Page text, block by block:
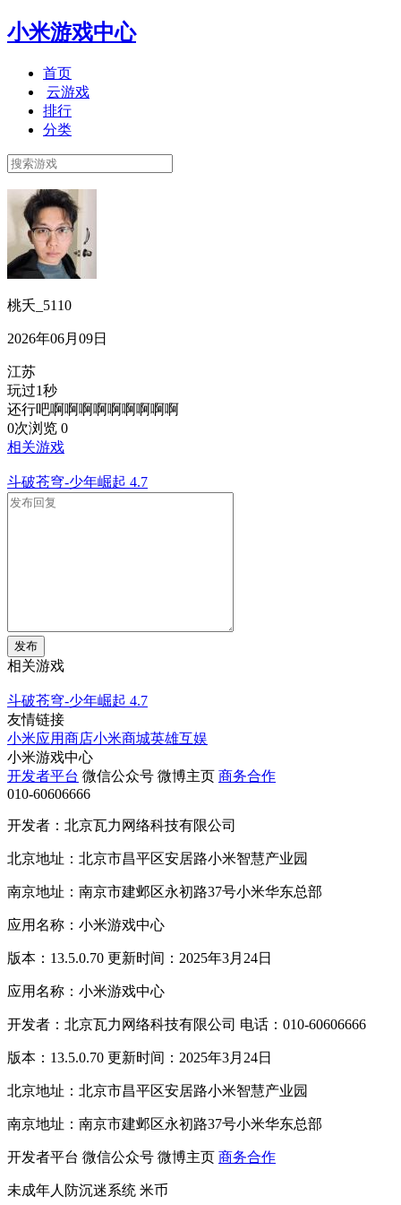
小米游戏中心
首页
云游戏
排行
分类
桃夭_5110
2026年06月09日
江苏
玩过1秒
还行吧啊啊啊啊啊啊啊啊啊
0次浏览 0
相关游戏
斗破苍穹-少年崛起 4.7
发布
相关游戏
斗破苍穹-少年崛起 4.7
友情链接
小米应用商店小米商城英雄互娱
小米游戏中心
开发者平台 微信公众号 微博主页 商务合作
010-60606666
开发者：北京瓦力网络科技有限公司
北京地址：北京市昌平区安居路小米智慧产业园
南京地址：南京市建邺区永初路37号小米华东总部
应用名称：小米游戏中心
版本：13.5.0.70 更新时间：2025年3月24日
应用名称：小米游戏中心
开发者：北京瓦力网络科技有限公司 电话：010-60606666
版本：13.5.0.70 更新时间：2025年3月24日
北京地址：北京市昌平区安居路小米智慧产业园
南京地址：南京市建邺区永初路37号小米华东总部
开发者平台 微信公众号 微博主页 商务合作
未成年人防沉迷系统 米币